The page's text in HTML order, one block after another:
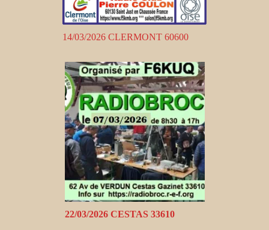
14/03/2026 CLERMONT 60600
22/03/2026 CESTAS 33610